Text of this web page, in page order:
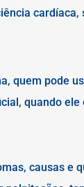
quem pode
quando
causas e